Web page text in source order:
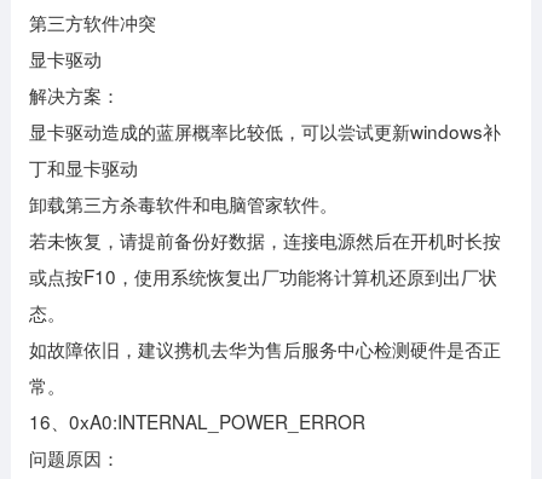
第三方软件冲突
显卡驱动
解决方案：
显卡驱动造成的蓝屏概率比较低，可以尝试更新windows补
丁和显卡驱动
卸载第三方杀毒软件和电脑管家软件。
若未恢复，请提前备份好数据，连接电源然后在开机时长按
或点按F10，使用系统恢复出厂功能将计算机还原到出厂状
态。
如故障依旧，建议携机去华为售后服务中心检测硬件是否正
常。
16、0xA0:INTERNAL_POWER_ERROR
问题原因：